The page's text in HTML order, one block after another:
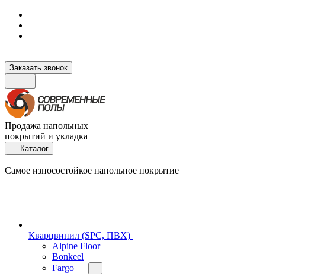
Заказать звонок
Продажа напольных
покрытий и укладка
Каталог
Самое износостойкое напольное покрытие
Кварцвинил (SPC, ПВХ)
Alpine Floor
Bonkeel
Fargo